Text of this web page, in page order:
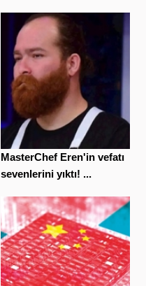
MasterChef Eren'in vefatı
sevenlerini yıktı! ...